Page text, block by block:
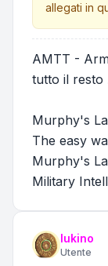
allegati in
AMTT -
tutto il resto
Murphy's
The easy
Murphy's
Military
lukino
Utente